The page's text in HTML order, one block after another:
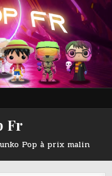
Fr
Pop à prix malin